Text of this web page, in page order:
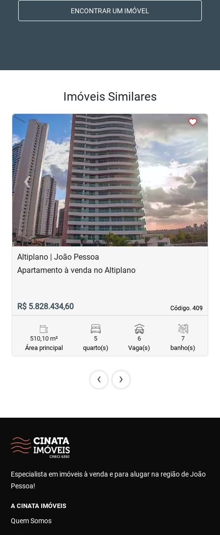
ENCONTRAR UM IMÓVEL
Imóveis Similares
<<< <
‹
Previous ›Next
Altiplano | João Pessoa
Código. 409
Código. 409
Apartamento à venda no Altiplano
R$ 5.828.434,60
510,10 m²
Área principal
5
quarto(s)
6
Vaga(s)
7
banho(s)
‹ ›
Especialista em imóveis à venda e para alugar na região de João
Pessoa!
A CINATA IMÓVEIS
Quem Somos